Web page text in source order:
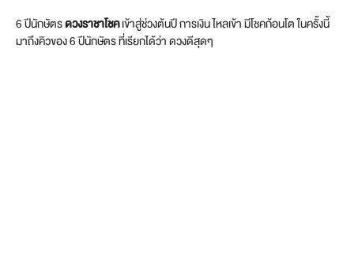
6 ปีนักษัตรดวงราชาโชคเข้าสู่ช่วงต้นปี การเงิน ไหลเข้า มีโชคก้อนโต ในครั้งนี้
มาถึงคิวของ 6 ปีนักษัตร ที่เรียกได้ว่า ดวงดีสุดๆ